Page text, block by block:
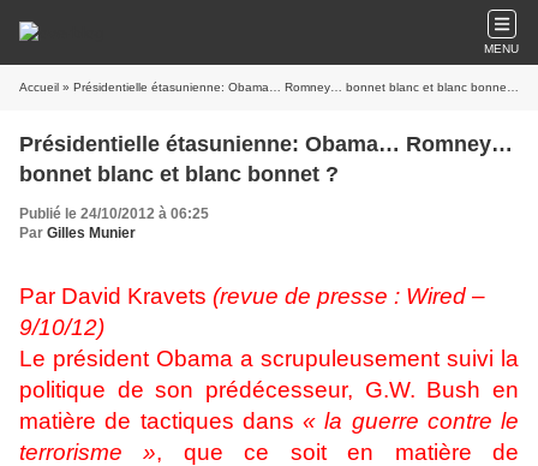
MENU
Accueil » Présidentielle étasunienne: Obama… Romney… bonnet blanc et blanc bonnet ?
Présidentielle étasunienne: Obama… Romney…
bonnet blanc et blanc bonnet ?
Publié le 24/10/2012 à 06:25
Par Gilles Munier
Par David Kravets (revue de presse : Wired –
9/10/12)
Le président Obama a scrupuleusement suivi la
politique de son prédécesseur, G.W. Bush en
matière de tactiques dans « la guerre contre le
terrorisme », que ce soit en matière de